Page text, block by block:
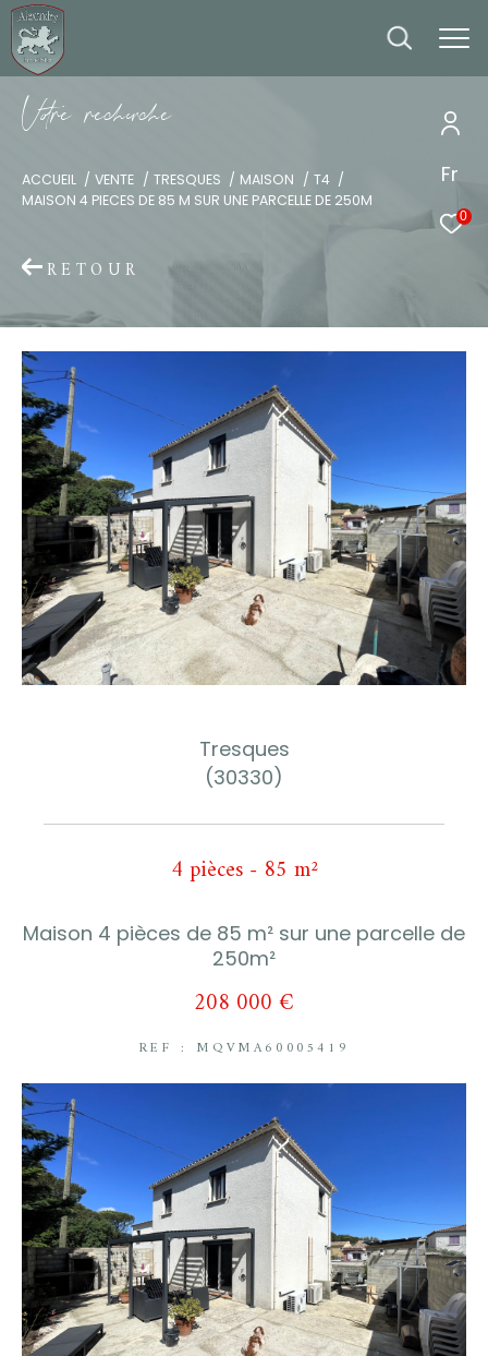
Fr
0
Vore recece
ACCUEIL VENTE TRESQUES MAISON
T4
MAISON 4 PIECES DE 85 M SUR UNE PARCELLE DE 250M
RETOUR
Tresques
(30330)
4 pièces - 85 m²
Maison 4 pièces de 85 m² sur une parcelle de
250m²
208 000 €
REF : MQVMA60005419